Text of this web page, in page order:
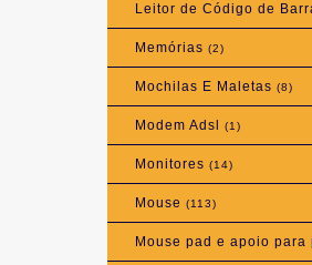
Leitor de Código de
Memórias (2)
Mochilas E Maletas (8)
Modem Adsl (1)
Monitores (14)
Mouse (113)
Mouse pad e apoio para